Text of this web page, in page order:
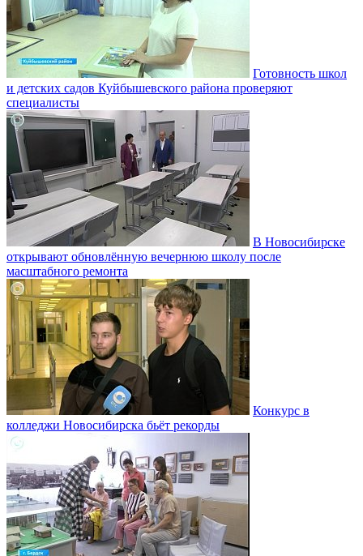
Готовность школ
и детских садов Куйбышевского района проверяют
специалисты
В Новосибирске
открывают обновлённую вечернюю школу после
масштабного ремонта
Конкурс в
колледжи Новосибирска бьёт рекорды